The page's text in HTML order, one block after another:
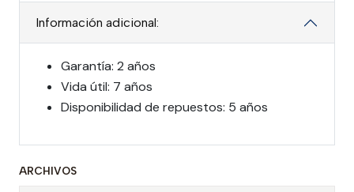
Información adicional:
Garantía: 2 años
Vida útil: 7 años
Disponibilidad de repuestos: 5 años
ARCHIVOS